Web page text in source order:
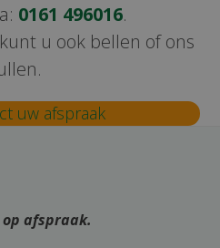
0161 496016.
u ook bellen of ons
uw afspraak
afspraak.